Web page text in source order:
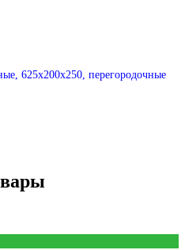
625х200х250, перегородочные